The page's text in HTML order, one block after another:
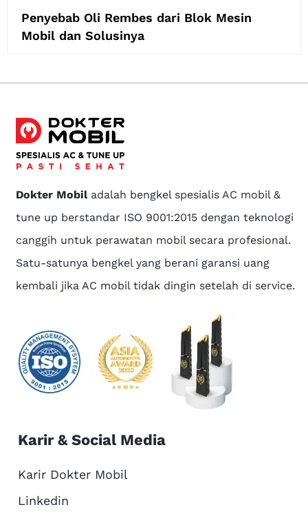
Penyebab Oli Rembes dari Blok Mesin
Mobil dan Solusinya
Dokter Mobiladalah bengkel spesialis AC mobil &
tune up berstandar ISO 9001:2015 dengan teknologi
canggih untuk perawatan mobil secara profesional.
Satu-satunya bengkel yang berani garansi uang
kembali jika AC mobil tidak dingin setelah di service.
Karir & Social Media
Karir Dokter Mobil
Linkedin